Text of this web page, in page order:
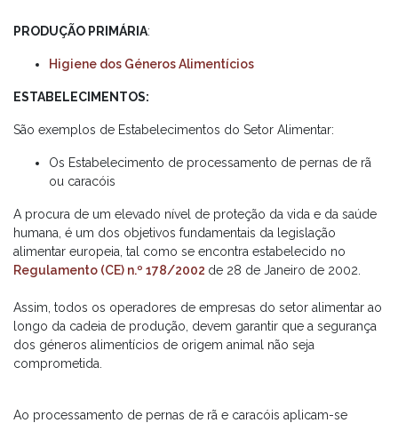
PRODUÇÃO PRIMÁRIA:
Higiene dos Géneros Alimentícios
ESTABELECIMENTOS:
São exemplos de Estabelecimentos do Setor Alimentar:
Os Estabelecimento de processamento de pernas de rã
ou caracóis
A procura de um elevado nível de proteção da vida e da saúde
humana, é um dos objetivos fundamentais da legislação
alimentar europeia, tal como se encontra estabelecido no
Regulamento (CE) n.º 178/2002 de 28 de Janeiro de 2002.
Assim, todos os operadores de empresas do setor alimentar ao
longo da cadeia de produção, devem garantir que a segurança
dos géneros alimentícios de origem animal não seja
comprometida.
Ao processamento de pernas de rã e caracóis aplicam-se